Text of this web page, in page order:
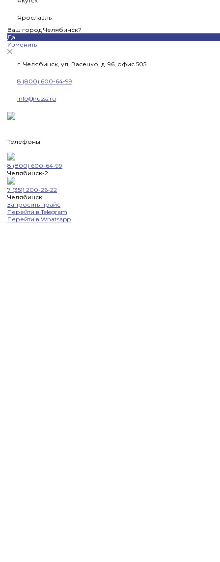
Ярославль
Ваш город Челябинск?
Да
Изменить
г. Челябинск, ул. Васенко, д. 96, офис 505
8 (800) 600-64-99
info@russs.ru
Телефоны
8 (800) 600-64-99
Челябинск-2
7 (351) 200-26-22
Челябинск
Запросить прайс
Перейти в Telegram
Перейти в Whatsapp